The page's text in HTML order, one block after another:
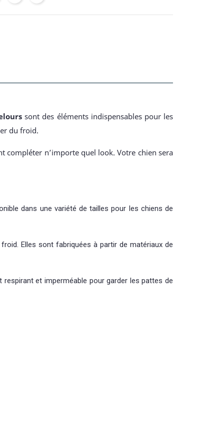
sont des éléments indispensables pour les
du froid.
compléter n’importe quel look. Votre chien sera
dans une variété de tailles pour les chiens de
Elles sont fabriquées à partir de matériaux de
et imperméable pour garder les pattes de